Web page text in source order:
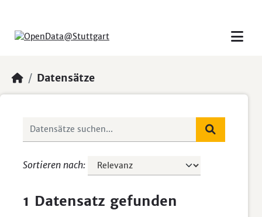
Datensätze
Sortieren nach
1 Datensatz gefunden